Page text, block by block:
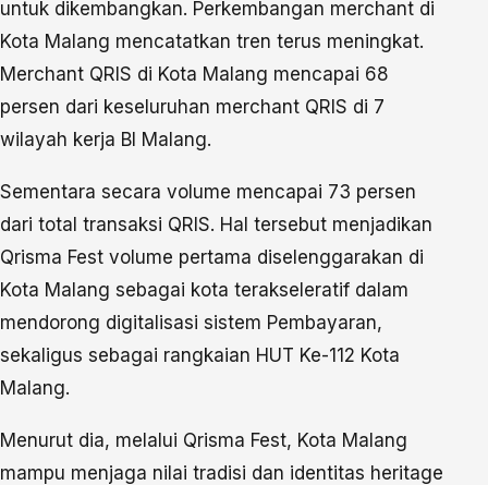
untuk dikembangkan. Perkembangan merchant di
Kota Malang mencatatkan tren terus meningkat.
Merchant QRIS di Kota Malang mencapai 68
persen dari keseluruhan merchant QRIS di 7
wilayah kerja BI Malang.
Sementara secara volume mencapai 73 persen
dari total transaksi QRIS. Hal tersebut menjadikan
Qrisma Fest volume pertama diselenggarakan di
Kota Malang sebagai kota terakseleratif dalam
mendorong digitalisasi sistem Pembayaran,
sekaligus sebagai rangkaian HUT Ke-112 Kota
Malang.
Menurut dia, melalui Qrisma Fest, Kota Malang
mampu menjaga nilai tradisi dan identitas heritage